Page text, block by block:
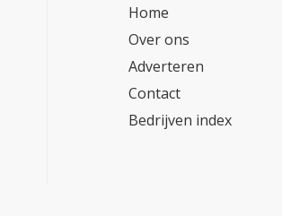
Home
Over ons
Adverteren
Contact
Bedrijven index